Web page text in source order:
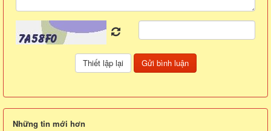
Những tin mới hơn